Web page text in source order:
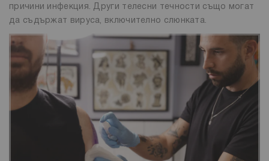
причини инфекция. Други телесни течности също могат
да съдържат вируса, включително слюнката.